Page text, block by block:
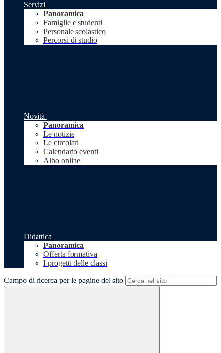
Servizi
Panoramica
Famiglie e studenti
Personale scolastico
Percorsi di studio
Novità
Panoramica
Le notizie
Le circolari
Calendario eventi
Albo online
Didattica
Panoramica
Offerta formativa
I progetti delle classi
Campo di ricerca per le pagine del sito